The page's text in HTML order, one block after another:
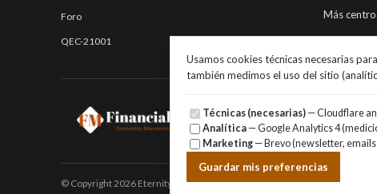
Foro
QEC-21001
Más
© Copyright 2026 Eternity Investments SL · Todos los derechos
Usamos cookies técnicas necesarias
también medimos el uso del sitio
Técnicas (necesarias) — Cloudflare
Analítica — Google Analytics 4
Marketing — Brevo (newsletter,
Guardar mis preferencias